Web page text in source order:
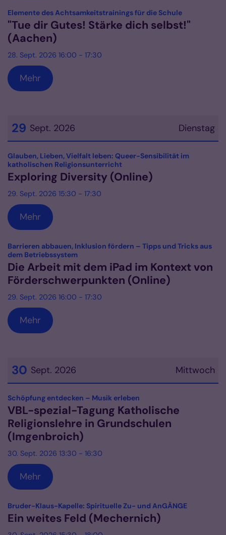
Elemente des Achtsamkeitstrainings für die Schule:
"Tue dir Gutes! Stärke dich selbst!"
(Aachen)
28. Sept. 2026 16:00 - 17:30
Mehr
Dienstag
29 Sept. 2026
Datum: 29. September 2026
Glauben, Lieben, Vielfalt leben: Queer-Sensibilität im
katholischen Religionsunterricht:
Exploring Diversity (Online)
29. Sept. 2026 15:30 - 17:30
Mehr
Barrieren abbauen, Inklusion fördern – Tipps und Tricks aus
dem Betriebssystem:
Die Arbeit mit dem iPad im Kontext von
Förderschwerpunkten (Online)
29. Sept. 2026 16:00 - 17:30
Mehr
Mittwoch
30 Sept. 2026
Datum: 30. September 2026
Schöpfung entdecken – Musik erleben
VBL-spezial-Tagung Katholische
Religionslehre in Grundschulen
(Imgenbroich)
30. Sept. 2026 13:30 - 16:30
Mehr
Bruder-Klaus-Kapelle: Spirituelle Zu- und AnGÄNGE:
Ein weites Feld (Mechernich)